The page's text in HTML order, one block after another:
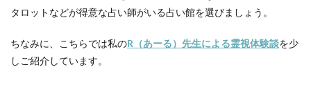
タロットなどが得意な占い師がいる占い館を選びましょう。
ちなみに、こちらでは私のR（あーる）先生による霊視体験談を少
しご紹介しています。